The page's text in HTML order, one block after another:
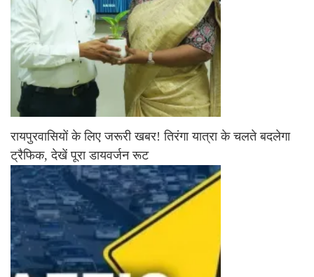
रायपुरवासियों के लिए जरूरी खबर! तिरंगा यात्रा के चलते बदलेगा
ट्रैफिक, देखें पूरा डायवर्जन रूट